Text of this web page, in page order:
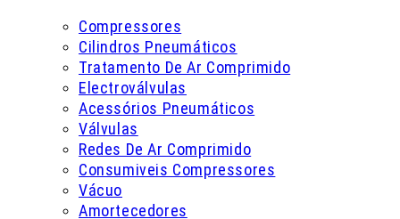
Compressores
Cilindros Pneumáticos
Tratamento De Ar Comprimido
Electroválvulas
Acessórios Pneumáticos
Válvulas
Redes De Ar Comprimido
Consumiveis Compressores
Vácuo
Amortecedores